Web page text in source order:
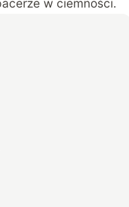
w ciemności.